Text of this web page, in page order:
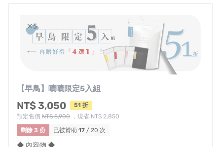
❤️嘖嘖贊助限定－小農果乾茶料組 （每組10片入）
炎炎濕熱隨心添加，更優雅、更富足
☑️無防腐劑 ☑️無添加 ☑️無農藥 ☑️無汙染 ☑️自然烘乾
內含『檸檬果乾片』：含豐富的維他命Ｃ、膳食纖
維、B群等營養，有助促進消化、幫助代謝，檸檬酸
【早鳥】嘖嘖限定5入組
NT$ 3,050
51 折
預定售價 NT$ 5,900 ，現省 NT$ 2,850
剩餘 3 份
已被贊助 17 / 20 次
◆ 內容物 ◆